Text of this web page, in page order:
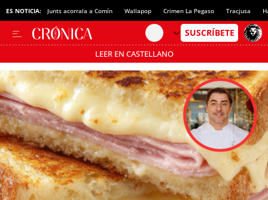
ES NOTICIA: Junts acorrala a Comín Wallapop Crimen La Pegaso Tracjusa
LEER EN CASTELLANO
Pásate al MODO AHORRO